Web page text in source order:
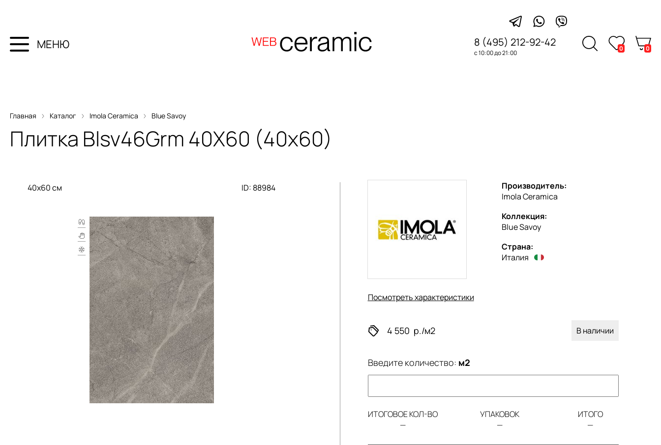
МЕНЮ 8 (495) 212-92-42
с 10:00 до 21:00
0 0
Главная Каталог Imola Ceramica Blue Savoy
Плитка Blsv46Grm 40X60 (40x60)
40x60 см ID: 88984
Производитель:
Imola Ceramica
Коллекция:
Blue Savoy
Страна:
Италия
Посмотреть характеристики
4 550 р./м2 В наличии
Введите количество: м2
ИТОГОВОЕ КОЛ-ВО
—
УПАКОВОК
—
ИТОГО
—